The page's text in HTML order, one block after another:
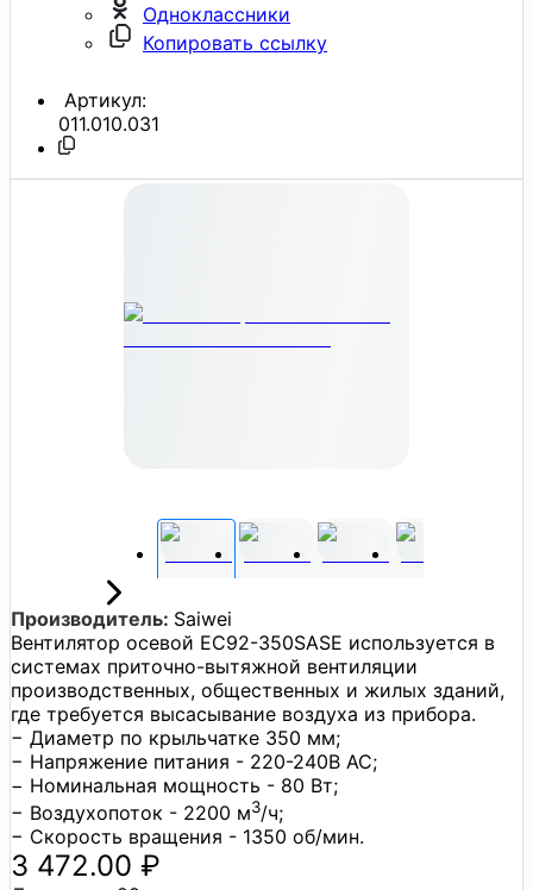
Одноклассники
Копировать ссылку
Артикул:
011.010.031
Производитель: Saiwei
Вентилятор осевой EC92-350SASE используется в
системах приточно-вытяжной вентиляции
производственных, общественных и жилых зданий,
где требуется высасывание воздуха из прибора.
− Диаметр по крыльчатке 350 мм;
− Напряжение питания - 220-240В AC;
− Номинальная мощность - 80 Вт;
− Воздухопоток - 2200 м3/ч;
− Скорость вращения - 1350 об/мин.
3 472.00 ₽